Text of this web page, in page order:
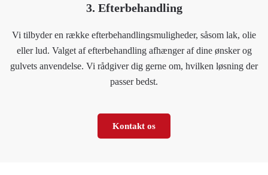
3. Efterbehandling
Vi tilbyder en række efterbehandlingsmuligheder, såsom lak, olie
eller lud. Valget af efterbehandling afhænger af dine ønsker og
gulvets anvendelse. Vi rådgiver dig gerne om, hvilken løsning der
passer bedst.
Kontakt os